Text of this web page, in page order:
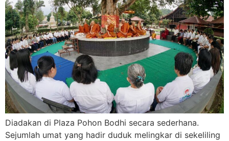
Diadakan di Plaza Pohon Bodhi secara sederhana.
Sejumlah umat yang hadir duduk melingkar di sekeliling